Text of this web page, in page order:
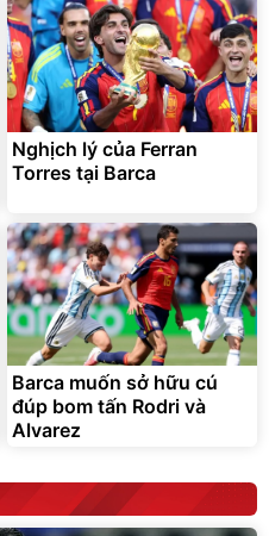
Xe đạp điện trợ lực G-
Force C14 gấp gọn bỏ cốp
tiện lợi
9.900.000 đ
7.092.000đ
G-FORCE VIETNA
Nghịch lý của Ferran
Torres tại Barca
Barca muốn sở hữu cú
đúp bom tấn Rodri và
Alvarez